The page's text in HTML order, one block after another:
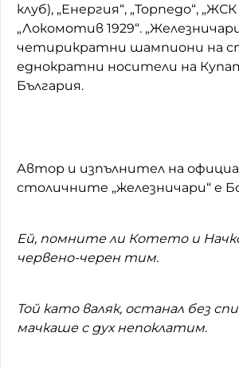
клуб), „Енергия“, „Торпедо“,
„Локомотив 1929“.
четирикратни шампиони на
еднократни носители на
България.
Автор и изпълнител на
столичните „железничари“ е
Ей, помните ли Котето и
червено-черен тим.
Той като валяк, останал без
мачкаше с дух непоклатим.